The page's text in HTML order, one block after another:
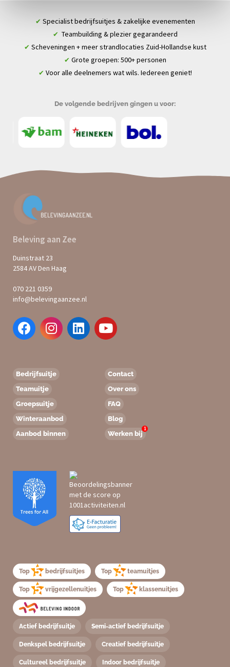
✔ Specialist bedrijfsuitjes & zakelijke evenementen
✔ Teambuilding & plezier gegarandeerd
✔ Scheveningen + meer strandlocaties Zuid-Hollandse kust
✔ Grote groepen: 500+ personen
✔ Voor alle deelnemers wat wils. Iedereen geniet!
De volgende bedrijven gingen u voor:
Beleving aan Zee
Duinstraat 23
2584 AV Den Haag
070 221 0359
info@belevingaanzee.nl
Bedrijfsuitje
Teamuitje
Groepsuitje
Winteraanbod
Aanbod binnen
Contact
Over ons
FAQ
Blog
Werken bij
1
Top bedrijfsuitjes Top teamuitjes
Top vrijgezellenuitjes Top klassenuitjes
Actief bedrijfsuitje Semi-actief bedrijfsuitje
Denkspel bedrijfsuitje Creatief bedrijfsuitje
Cultureel bedrijfsuitje Indoor bedrijfsuitje